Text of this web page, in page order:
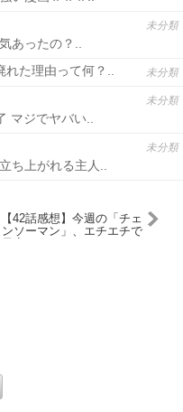
未分類
あったの？..
未分類
た理由って何？..
未分類
マジでヤバい..
未分類
ち上がれる主人..
【42話感想】今週の「チェ
ンソーマン」、エチエチで